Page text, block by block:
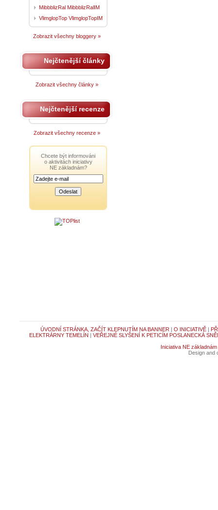
MibbblizRal MibbblizRalIM
VlimglopTop VlimglopTopIM
Zobrazit všechny bloggery »
Nejčtenější články
Zobrazit všechny články »
Nejčtenější recenze
Zobrazit všechny recenze »
Chcete být informováni
o aktivitách iniciativy
NE základnám?
ÚVODNÍ STRÁNKA, ZAČÍT KLEPNUTÍM NA BANNER | O INICIATIVĚ|
ELEKTRÁRNY TEMELÍN | VEŘEJNÉ SLYŠENÍ K PETICÍM POSLANECKÁ
Iniciativa NE základnám
Design and